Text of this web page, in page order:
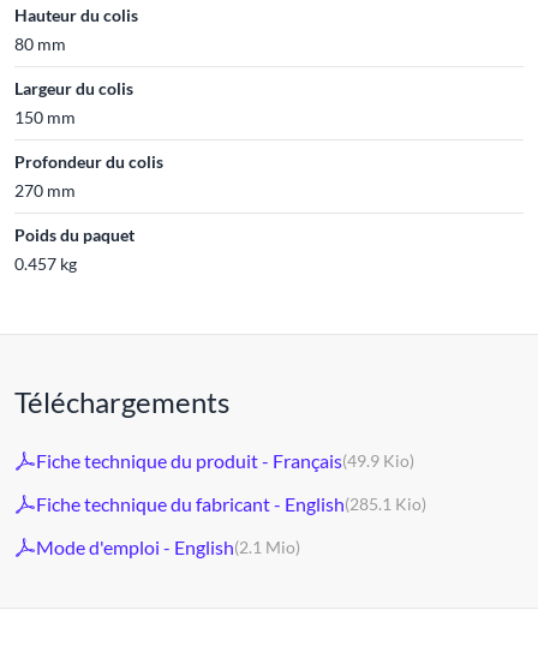
Hauteur du colis
80 mm
Largeur du colis
150 mm
Profondeur du colis
270 mm
Poids du paquet
0.457 kg
Téléchargements
Fiche technique du produit - Français(49.9 Kio)
Fiche technique du fabricant - English(285.1 Kio)
Mode d'emploi - English(2.1 Mio)